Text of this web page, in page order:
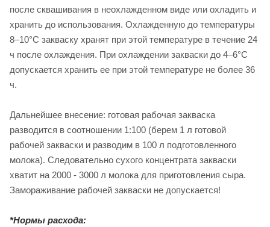
после сквашивания в неохлажденном виде или охладить и
хранить до использования. Охлажденную до температуры
8–10°С закваску хранят при этой температуре в течение 24
ч после охлаждения. При охлаждении закваски до 4–6°С
допускается хранить ее при этой температуре не более 36
ч.
Дальнейшее внесение: готовая рабочая закваска
разводится в соотношении 1:100 (берем 1 л готовой
рабочей закваски и разводим в 100 л подготовленного
молока). Следовательно сухого концентрата закваски
хватит на 2000 - 3000 л молока для приготовления сыра.
Замораживание рабочей закваски не допускается!
*Нормы расхода: